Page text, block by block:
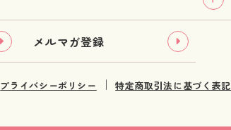
メルマガ登録
プライバシーポリシー ｜特定商取引法に基づく表記